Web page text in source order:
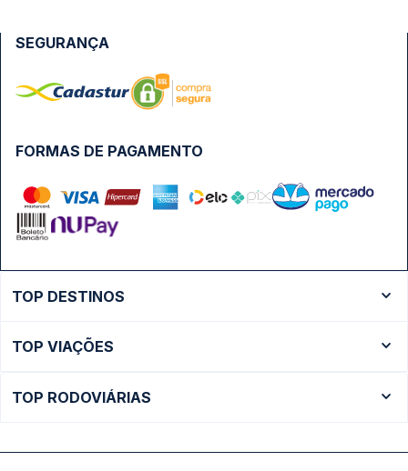
FORMAS DE PAGAMENTO
SEGURANÇA
TOP DESTINOS
Ônibus São Paulo
TOP VIAÇÕES
TOP RODOVIÁRIAS